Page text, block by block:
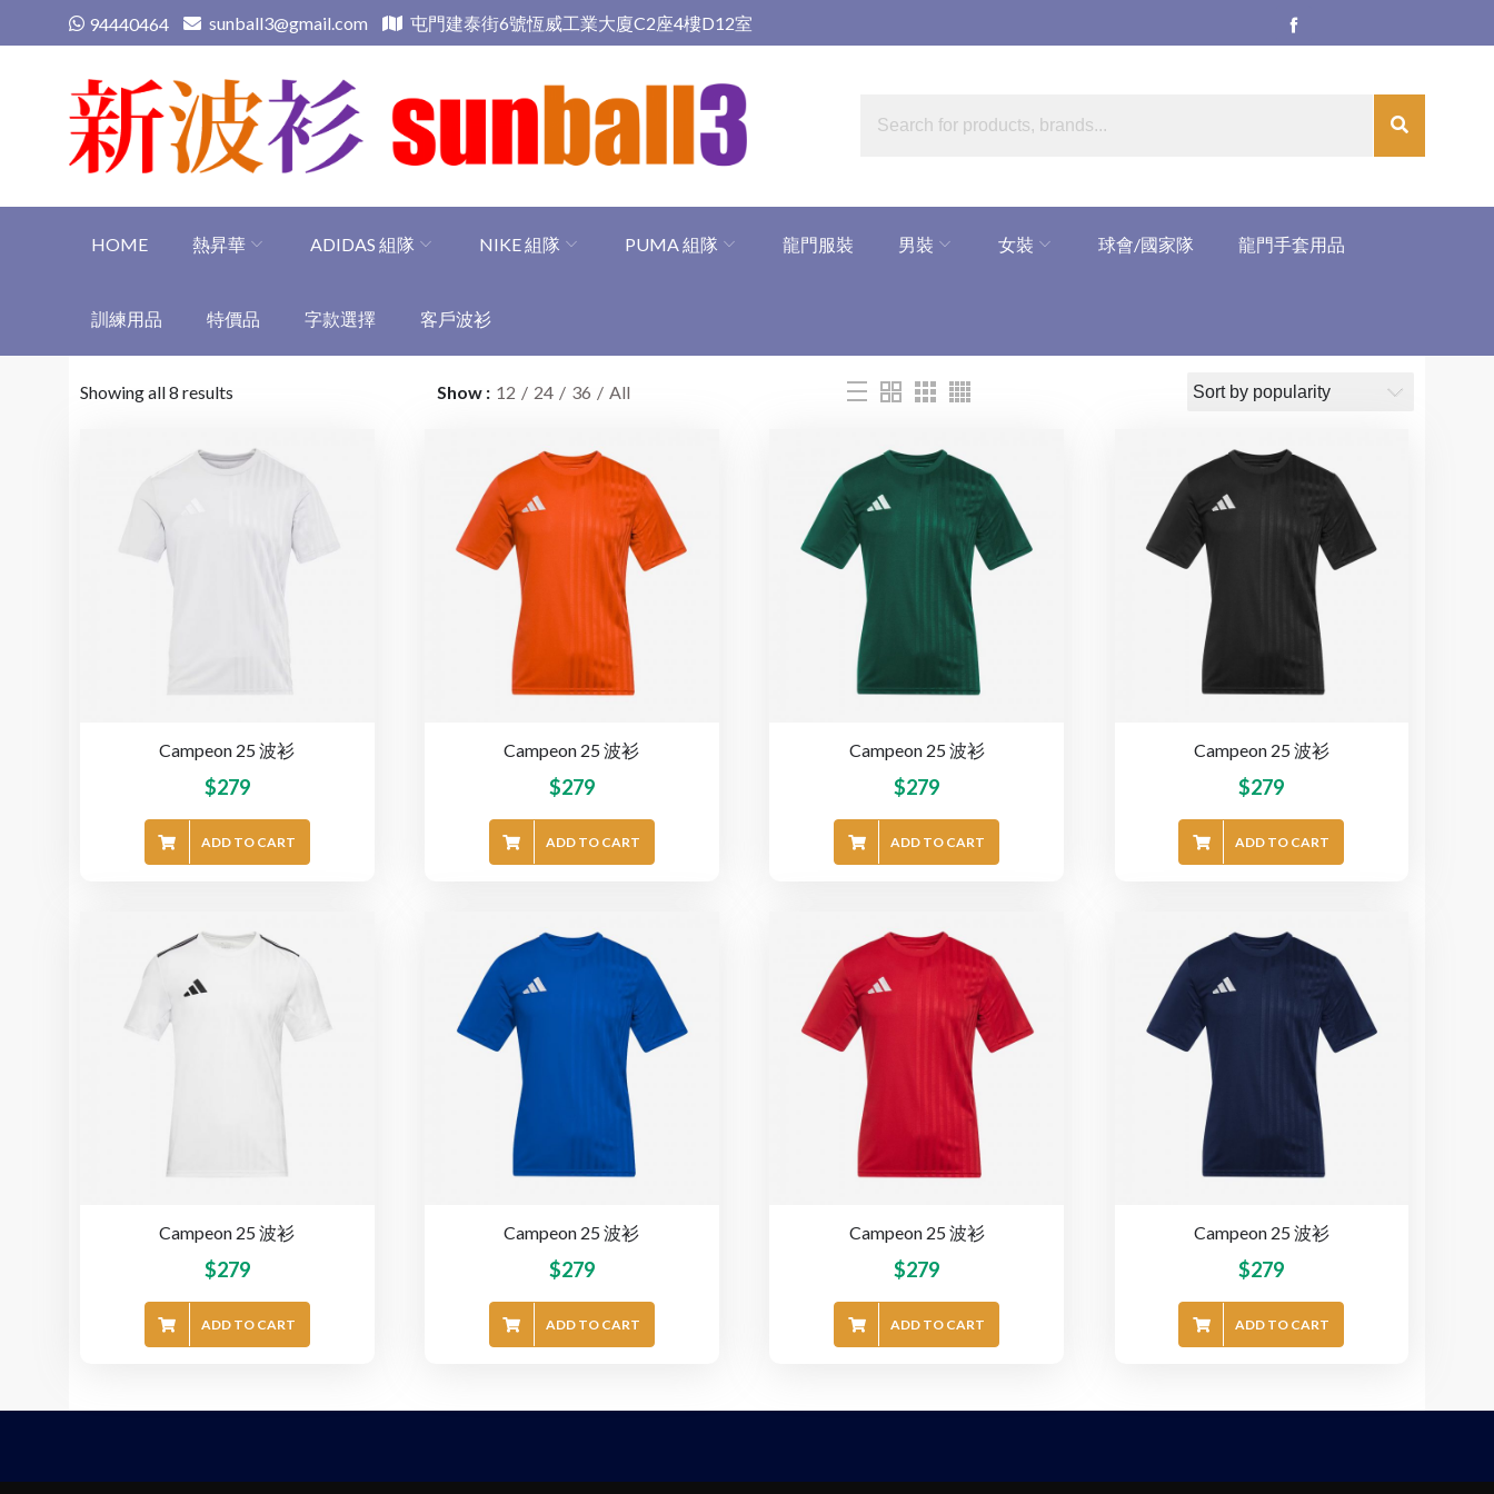
to
94440464 sunball3@gmail.com 屯門建泰街6號恆威工業大廈C2座4樓D12室
HOME 熱昇華 ADIDAS 組隊 NIKE 組隊 PUMA 組隊 龍門服裝 男裝 女裝 球會/國家隊 龍門手套用品
訓練用品 特價品 字款選擇 客戶波衫
Showing all 8 results Show 12 24 36 All
Campeon 25 波衫
$279
ADD TO CART
Campeon 25 波衫
$279
ADD TO CART
Campeon 25 波衫
$279
ADD TO CART
Campeon 25 波衫
$279
ADD TO CART
Campeon 25 波衫
$279
ADD TO CART
Campeon 25 波衫
$279
ADD TO CART
Campeon 25 波衫
$279
ADD TO CART
Campeon 25 波衫
$279
ADD TO CART